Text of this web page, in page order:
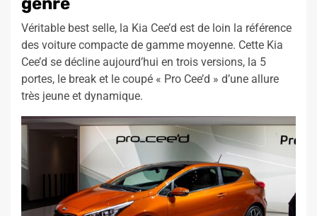
Véritable best selle, la Kia Cee’d est de loin la référence
des voiture compacte de gamme moyenne. Cette Kia
Cee’d se décline aujourd’hui en trois versions, la 5
portes, le break et le coupé « Pro Cee’d » d’une allure
très jeune et dynamique.